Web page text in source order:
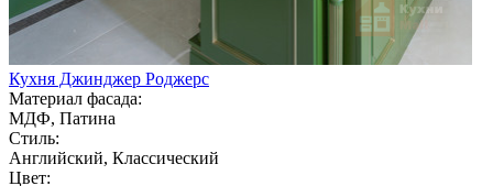
Кухня Джинджер Роджерс
Материал фасада:
МДФ, Патина
Стиль:
Английский, Классический
Цвет: